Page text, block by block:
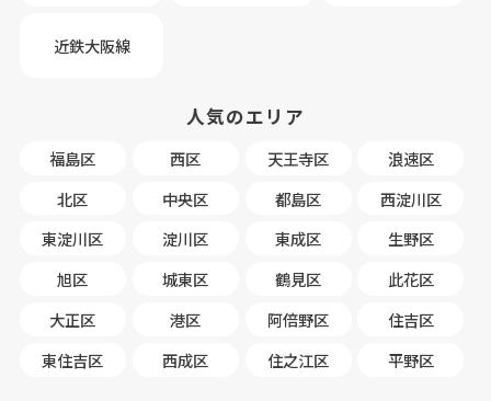
近鉄大阪線
人気のエリア
福島区 西区 天王寺区
浪速区
北区
中央区 都島区
西淀川区
東淀川区
淀川区 東成区
生野区
旭区
城東区 鶴見区
此花区
大正区
港区 阿倍野区
住吉区
東住吉区
西成区 住之江区 平野区